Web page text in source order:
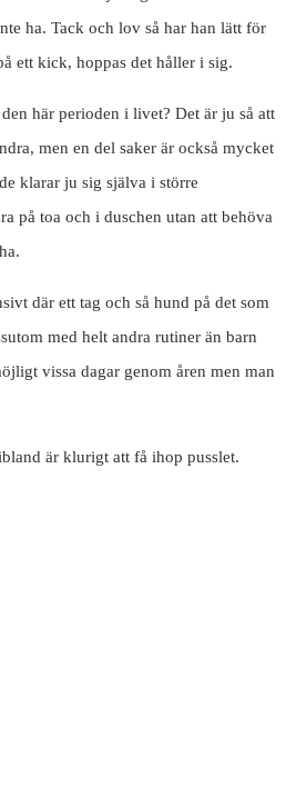
ha. Tack och lov så har han lätt för
ett kick, hoppas det håller i sig.
här perioden i livet? Det är ju så att
men en del saker är också mycket
klarar ju sig själva i större
på toa och i duschen utan att behöva
där ett tag och så hund på det som
med helt andra rutiner än barn
vissa dagar genom åren men man
är klurigt att få ihop pusslet.